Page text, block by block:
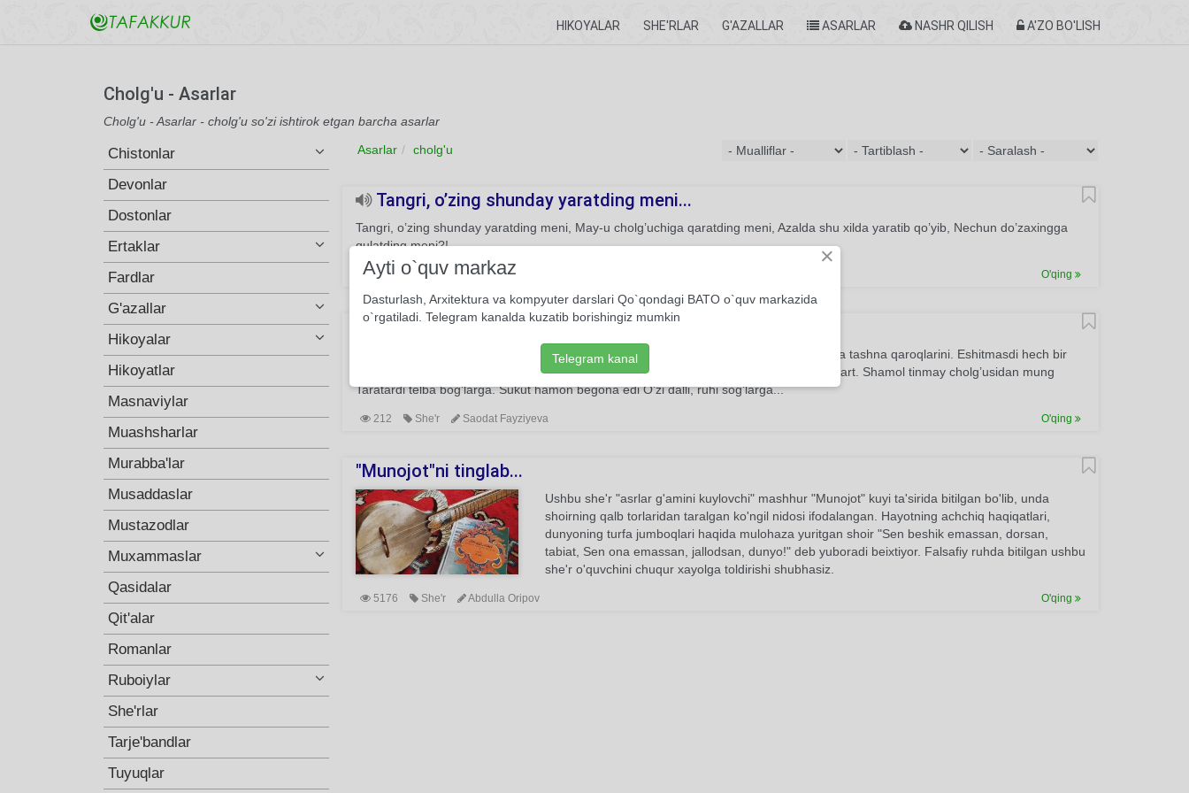
HIKOYALAR SHE'RLAR G'AZALLAR ASARLAR NASHR QILISH A'ZO BO'LISH
Cholg'u - Asarlar
Cholg'u - Asarlar - cholg'u so'zi ishtirok etgan barcha asarlar
Chistonlar
Devonlar
Dostonlar
Ertaklar
Fardlar
G'azallar
Hikoyalar
Hikoyatlar
Masnaviylar
Muashsharlar
Murabba'lar
Musaddaslar
Mustazodlar
Muxammaslar
Qasidalar
Qit'alar
Romanlar
Ruboiylar
She'rlar
Tarje'bandlar
Tuyuqlar
Asarlar cholg'u
Tangri, o’zing shunday yaratding meni...
Tangri, o’zing shunday yaratding meni, May-u cholg’uchiga qaratding meni, Azalda shu xilda yaratib qo’yib, Nechun do’zaxingga
qulatding meni?!
285 Xos ruboiy Umar Xayyom O'qing
Sukut haqida ertak
Bir sukut yashardi olamda, Mahkam tutib quloqlarini. U asrardi hamma tuyg’udan Nurga tashna qaroqlarini. Eshitmasdi hech bir
tovushni, Dunyo go’yo ovozsiz surat. Tashqarida qorni gul bilan Bezar edi o’yinqaroq mart. Shamol tinmay cholg’usidan mung
Taratardi telba bog’larga. Sukut hamon begona edi O’zi dalli, ruhi sog’larga...
212 She'r Saodat Fayziyeva O'qing
"Munojot"ni tinglab...
Ushbu she'r "asrlar g'amini kuylovchi" mashhur "Munojot" kuyi ta'sirida bitilgan bo'lib, unda
shoirning qalb torlaridan taralgan ko'ngil nidosi ifodalangan. Hayotning achchiq haqiqatlari,
dunyoning turfa jumboqlari haqida mulohaza yuritgan shoir "Sen beshik emassan, dorsan,
tabiat, Sen ona emassan, jallodsan, dunyo!" deb yuboradi beixtiyor. Falsafiy ruhda bitilgan ushbu
she'r o'quvchini chuqur xayolga toldirishi shubhasiz.
5176 She'r Abdulla Oripov O'qing
×
Ayti o`quv markaz
Dasturlash, Arxitektura va kompyuter darslari Qo`qondagi BATO o`quv markazida
o`rgatiladi. Telegram kanalda kuzatib borishingiz mumkin
Telegram kanal